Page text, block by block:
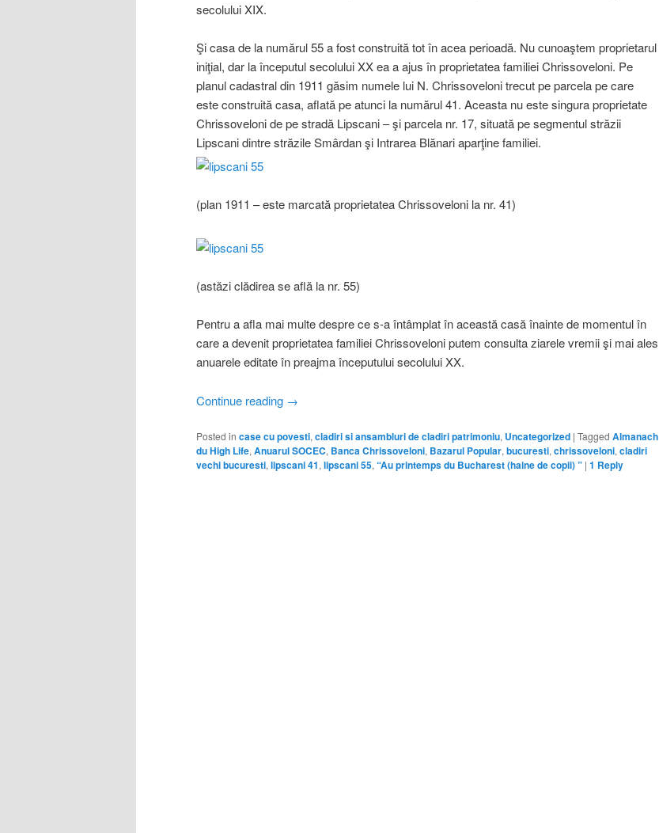
secolului XIX.
Şi casa de la numărul 55 a fost construită tot în acea perioadă. Nu cunoaştem proprietarul
iniţial, dar la începutul secolului XX ea a ajus în proprietatea familiei Chrissoveloni. Pe
planul cadastral din 1911 găsim numele lui N. Chrissoveloni trecut pe parcela pe care
este construită casa, aflată pe atunci la numărul 41. Aceasta nu este singura proprietate
Chrissoveloni de pe stradă Lipscani – şi parcela nr. 17, situată pe segmentul străzii
Lipscani dintre străzile Smârdan şi Intrarea Blănari aparţine familiei.
(plan 1911 – este marcată proprietatea Chrissoveloni la nr. 41)
(astăzi clădirea se află la nr. 55)
Pentru a afla mai multe despre ce s-a întâmplat în această casă înainte de momentul în
care a devenit proprietatea familiei Chrissoveloni putem consulta ziarele vremii şi mai ales
anuarele editate în preajma începutului secolului XX.
Continue reading →
Posted in case cu povesti, cladiri si ansambluri de cladiri patrimoniu, Uncategorized | Tagged Almanach
du High Life, Anuarul SOCEC, Banca Chrissoveloni, Bazarul Popular, bucuresti, chrissoveloni, cladiri
vechi bucuresti, lipscani 41, lipscani 55, “Au printemps du Bucharest (haine de copii) ” | 1 Reply